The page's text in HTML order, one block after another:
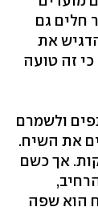
חלים גם
את
זה טועה
ולשמרם
את השיח.
אך כשם
הוא שפה